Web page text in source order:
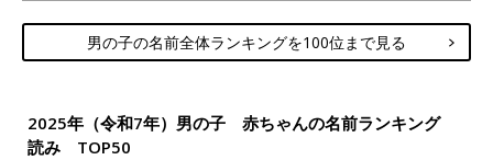
男の子の名前全体ランキングを100位まで見る
2025年（令和7年）男の子 赤ちゃんの名前ランキング
読み TOP50